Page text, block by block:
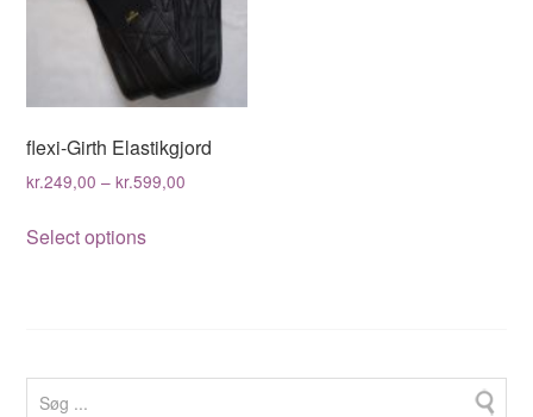
flexi-Girth Elastikgjord
kr.249,00 –kr.599,00
Select optionsproduct
The